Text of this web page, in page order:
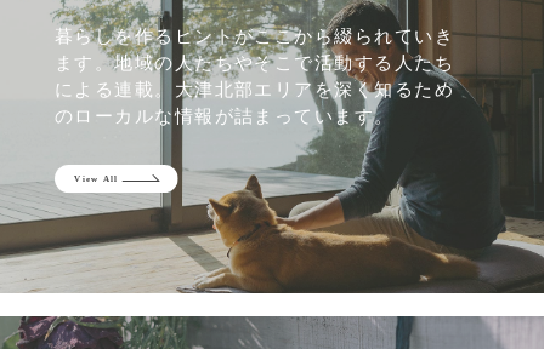
暮らしを作るヒントがここから綴られていき
ます。地域の人たちやそこで活動する人たち
による連載。大津北部エリアを深く知るため
のローカルな情報が詰まっています。